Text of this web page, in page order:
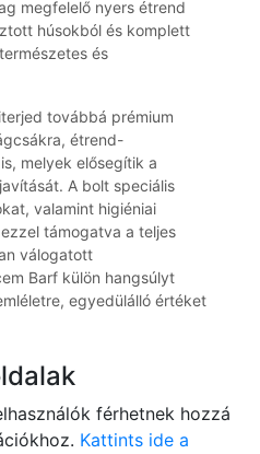
megfelelő nyers étrend
húsokból és komplett
és
továbbá prémium
étrend-
melyek elősegítik a
A bolt speciális
valamint higiéniai
támogatva a teljes
válogatott
Barf külön hangsúlyt
egyedülálló értéket
férhetnek hozzá
Kattints ide a